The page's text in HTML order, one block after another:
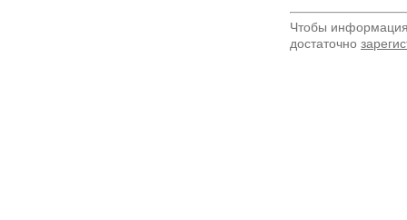
Чтобы
достаточно